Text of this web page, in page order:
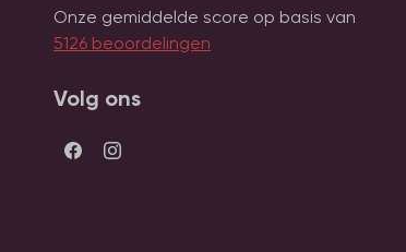
Onze gemiddelde score op basis van
5126 beoordelingen
Volg ons